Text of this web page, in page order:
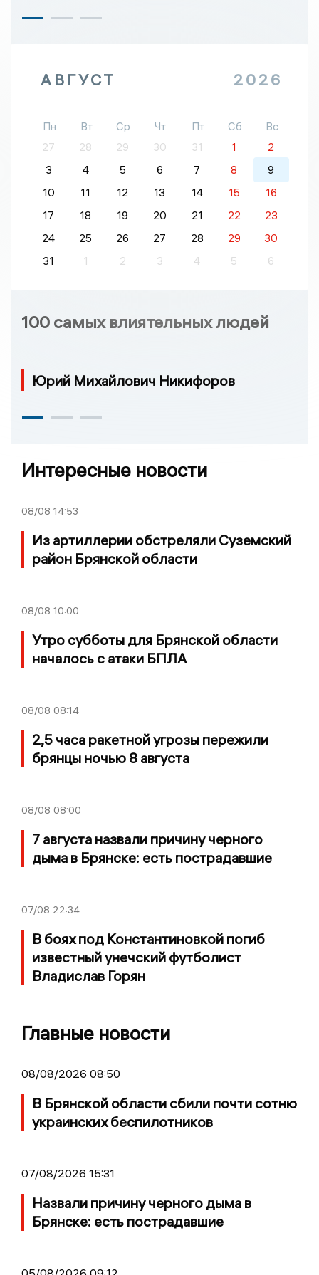
АВГУСТ 2026
Пн Вт Ср Чт Пт Сб
Вс
27
28 29 30 31 1
2
3
4 5 6 7 8
9
10
11 12 13 14 15
16
17
18 19 20 21 22
23
24
25 26 27 28 29
30
31
1 2 3 4 5 6
100 самых влиятельных людей
Юрий Михайлович Никифоров
Интересные новости
08/08 14:53
Из артиллерии обстреляли Суземский
район Брянской области
08/08 10:00
Утро субботы для Брянской области
началось с атаки БПЛА
08/08 08:14
2,5 часа ракетной угрозы пережили
брянцы ночью 8 августа
08/08 08:00
7 августа назвали причину черного
дыма в Брянске: есть пострадавшие
07/08 22:34
В боях под Константиновкой погиб
известный унечский футболист
Владислав Горян
Главные новости
08/08/2026 08:50
В Брянской области сбили почти сотню
украинских беспилотников
07/08/2026 15:31
Назвали причину черного дыма в
Брянске: есть пострадавшие